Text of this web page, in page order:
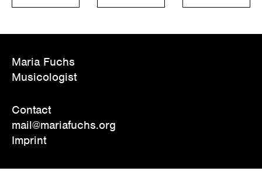
Maria Fuchs
Musicologist
Contact
mail@mariafuchs.org
Imprint